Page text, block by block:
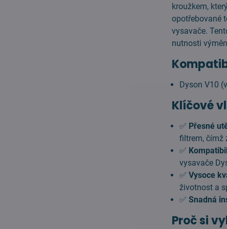
kroužkem,
opotřebované
vysavače.
nutnosti
Dyson V10
Klíčové
✅ Přesné
filtrem, čímž
✅
vysavače
✅Vysoce
životnost a
✅Snadná
Proč si